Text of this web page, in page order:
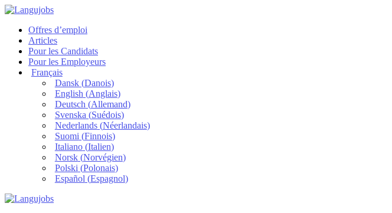
Offres d’emploi
Articles
Pour les Candidats
Pour les Employeurs
Français
Dansk(Danois)
English (Anglais)
Deutsch (Allemand)
Svenska (Suédois)
Nederlands(Néerlandais)
Suomi (Finnois)
Italiano(Italien)
Norsk(Norvégien)
Polski (Polonais)
Español (Espagnol)